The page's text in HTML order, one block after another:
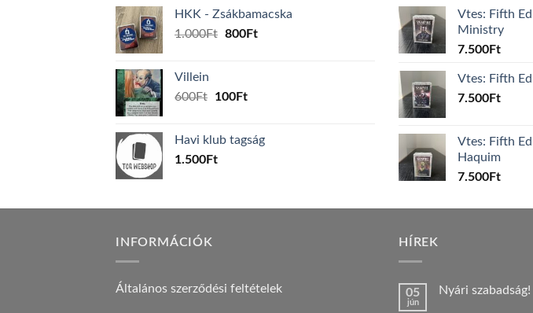
160Ft.150Ft.
HKK - Zsákbamacska
1.000Ft Original
800FtCurrent
Villein
600Ft
Original
600Ft.
100FtCurrent
100Ft.
Havi klub tagság
1.500Ft
Vtes: Fifth
Ministry
7.500Ft
Vtes: Fifth
7.500Ft
Vtes: Fifth
Haquim
7.500Ft
INFORMÁCIÓK
Általános szerződési feltételek
HÍREK
05
jún
Nyári szabadság!